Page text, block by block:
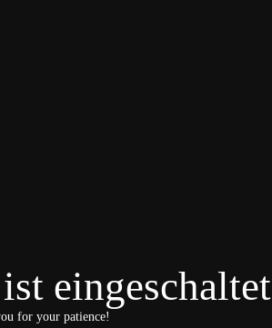
eingeschaltet
for your patience!